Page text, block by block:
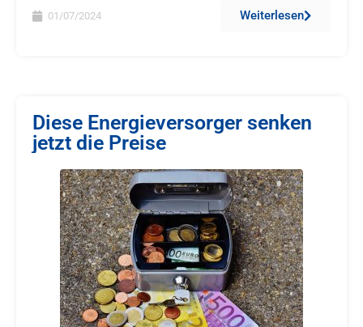
01/07/2024 Weiterlesen
Diese Energieversorger senken
jetzt die Preise